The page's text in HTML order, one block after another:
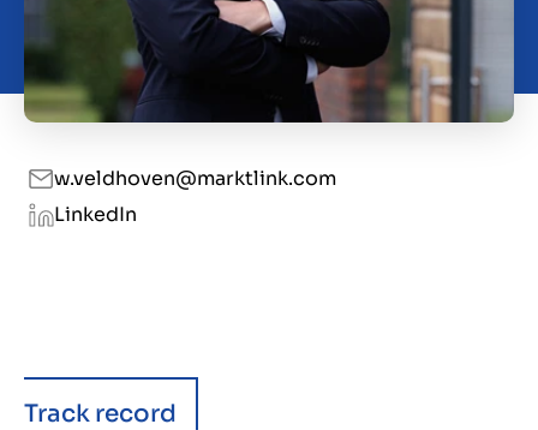
w.veldhoven@marktlink.com
LinkedIn
Track record